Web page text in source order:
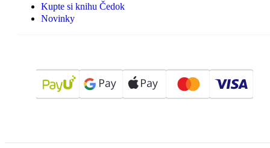
Kupte si knihu Čedok
Novinky